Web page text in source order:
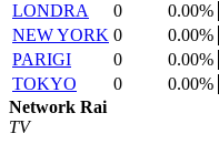
LONDRA
0
0.00%
NEW YORK 0
0.00%
PARIGI
0
0.00%
TOKYO
0
0.00%
Network Rai
TV